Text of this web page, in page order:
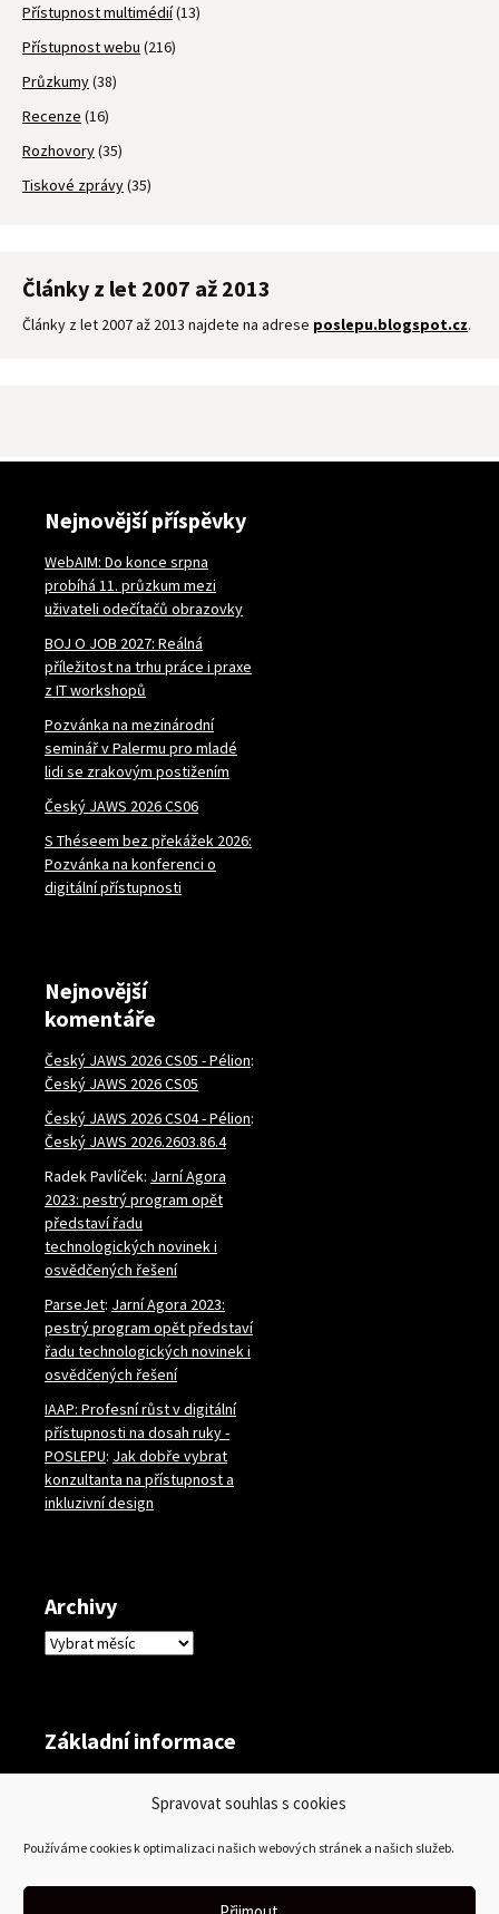
Spravovat souhlas s cookies
Používáme cookies k optimalizaci našich webových stránek a našich služeb.
Přístupnost multimédií(13)
Přístupnost webu (216)
Průzkumy(38)
Recenze (16)
Rozhovory(35)
Tiskové zprávy(35)
Články z let 2007 až 2013
Články z let 2007 až 2013 najdete na adrese poslepu.blogspot.cz.
Nejnovější příspěvky
WebAIM: Do konce srpna
probíhá 11. průzkum mezi
uživateli odečítačů obrazovky
BOJ O JOB 2027: Reálná
příležitost na trhu práce i praxe
z IT workshopů
Pozvánka na mezinárodní
seminář v Palermu pro mladé
lidi se zrakovým postižením
Český JAWS 2026 CS06
S Théseem bez překážek 2026:
Pozvánka na konferenci o
digitální přístupnosti
Nejnovější
komentáře
Český JAWS 2026 CS05 - Pélion:
Český JAWS 2026 CS05
Český JAWS 2026 CS04 - Pélion:
Český JAWS 2026.2603.86.4
Radek Pavlíček: Jarní Agora
2023: pestrý program opět
představí řadu
technologických novinek i
osvědčených řešení
ParseJet: Jarní Agora 2023:
pestrý program opět představí
řadu technologických novinek i
osvědčených řešení
IAAP: Profesní růst v digitální
přístupnosti na dosah ruky -
POSLEPU: Jak dobře vybrat
konzultanta na přístupnost a
inkluzivní design
Archivy
Archivy
Základní informace
Zdroj kanálů (příspěvky)
Kanál komentářů
Česká lokalizace